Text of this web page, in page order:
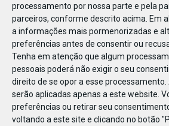
processamento por nossa parte e pela
parceiros, conforme descrito acima. Em
a informações mais pormenorizadas e
preferências antes de consentir ou
Tenha em atenção que algum
pessoais poderá não exigir o seu
direito de se opor a esse
serão aplicadas apenas a este website.
preferências ou retirar seu
voltando a este site e clicando no botão
Design sem